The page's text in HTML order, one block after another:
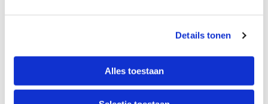
Details tonen
Alles toestaan